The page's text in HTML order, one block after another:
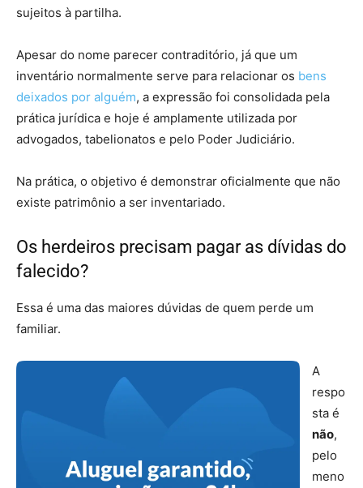
sujeitos à partilha.
Apesar do nome parecer contraditório, já que um
inventário normalmente serve para relacionar os bens
deixados por alguém, a expressão foi consolidada pela
prática jurídica e hoje é amplamente utilizada por
advogados, tabelionatos e pelo Poder Judiciário.
Na prática, o objetivo é demonstrar oficialmente que não
existe patrimônio a ser inventariado.
Os herdeiros precisam pagar as dívidas do
falecido?
Essa é uma das maiores dúvidas de quem perde um
familiar.
A
respo
sta é
não,
pelo
meno